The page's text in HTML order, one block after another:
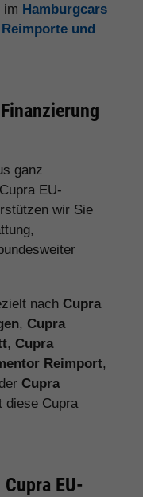
im Hamburgcars
und
ganz
EU-
wir Sie
nach Cupra
, Cupra
, Cupra
Reimport,
Cupra
diese Cupra
EU-